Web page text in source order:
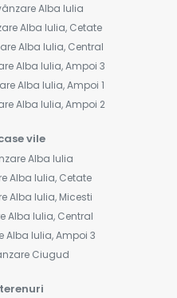
Alba Iulia
Alba Iulia, Cetate
Alba Iulia, Central
Alba Iulia, Ampoi 3
Alba Iulia, Ampoi 1
Alba Iulia, Ampoi 2
vile
Alba Iulia
Alba Iulia, Cetate
Alba Iulia, Micesti
Alba Iulia, Central
Alba Iulia, Ampoi 3
Ciugud